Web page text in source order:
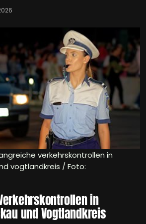
verkehrskontrollen in
vogtlandkreis / Foto:
in
und Vogtlandkreis